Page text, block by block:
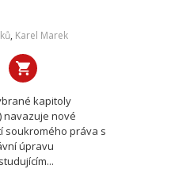
, Karel Marek
kapitoly
navazuje nové
soukromého práva s
úpravu